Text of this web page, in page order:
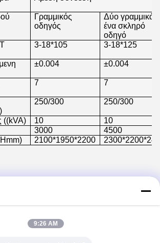
Γραμμικός
οδηγός
Δύο γραμμικά
ένα σκληρό
οδηγό
3-18*105 3-18*125
±0.004 ±0.004
7 7
250/300 250/300
((kVA) 10
10
3000
4500
2100*1950*2200
Equipment Co.,Ltd είναι ένας επαγγελματίας
Βερτικάλες μηχανές στροφής, CNC Οριζόντια μηχανή
14 χρόνια εμπειρίας για μηχανές
9:26 AM